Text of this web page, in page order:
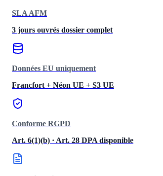
SLA AFM
3 jours ouvrés dossier complet
Données EU uniquement
Francfort + Néon UE + S3 UE
Conforme RGPD
Art. 6(1)(b) · Art. 28 DPA disponible